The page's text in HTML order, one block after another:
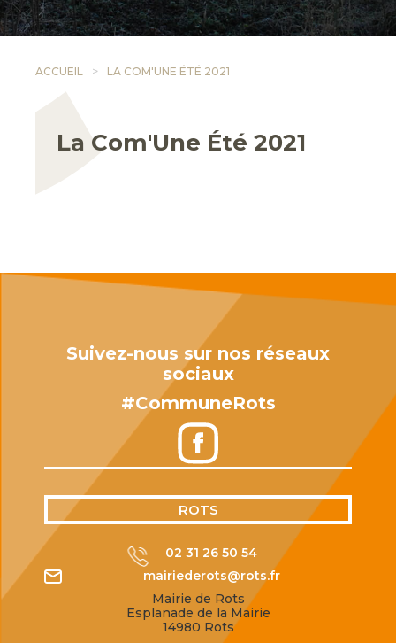
ACCUEIL LA COM'UNE ÉTÉ 2021
La Com'Une Été 2021
Suivez-nous sur nos réseaux
sociaux
#CommuneRots
ROTS
02 31 26 50 54
mairiederots@rots.fr
Mairie de Rots
Esplanade de la Mairie
14980 Rots